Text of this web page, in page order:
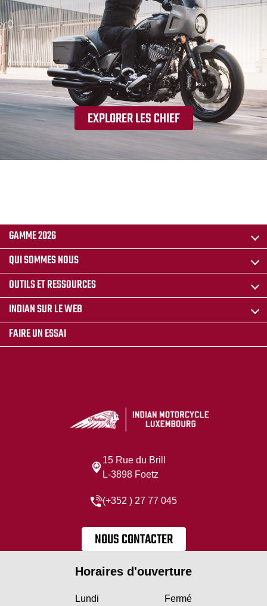
EXPLORER LES CHIEF
GAMME 2026
QUI SOMMES NOUS
OUTILS ET RESSOURCES
INDIAN SUR LE WEB
FAIRE UN ESSAI
15 Rue du Brill
L-3898 Foetz
(+352 ) 27 77 045
NOUS CONTACTER
Horaires d'ouverture
Lundi Fermé